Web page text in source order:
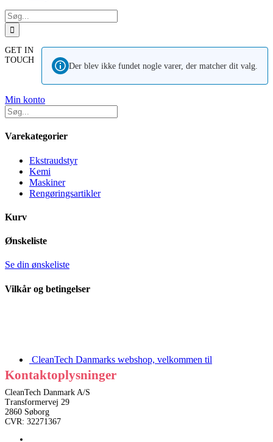
Søg
efter:
Der blev ikke fundet nogle varer, der matcher dit valg.
Min konto
Varekategorier
Ekstraudstyr
Kemi
Maskiner
Rengøringsartikler
Kurv
Ønskeliste
Se din ønskeliste
Vilkår og betingelser
CleanTech Danmarks webshop, velkommen til
GET IN
TOUCH
Kontaktoplysninger
CleanTech Danmark A/S
Transformervej 29
2860 Søborg
CVR: 32271367